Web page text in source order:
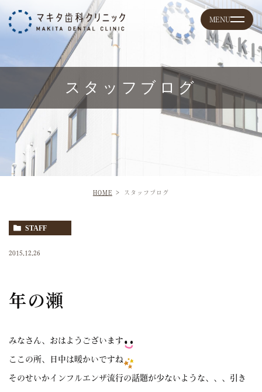
スタッフブログ
HOME スタッフブログ
STAFF
2015.12.26
年の瀬
みなさん、おはようございます
ここの所、日中は暖かいですね
そのせいかインフルエンザ流行の話題が少ないような、、、引き